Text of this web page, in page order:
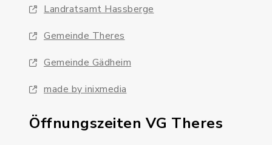
Landratsamt Hassberge
Gemeinde Theres
Gemeinde Gädheim
made by inixmedia
Öffnungszeiten VG Theres